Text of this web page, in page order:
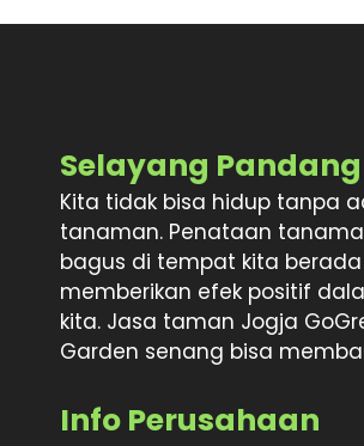
Selayang Pandang
Kita tidak bisa hidup tanpa
tanaman. Penataan
bagus di tempat kita
memberikan efek positif
kita. Jasa taman Jogja
Garden senang bisa
Info Perusahaan